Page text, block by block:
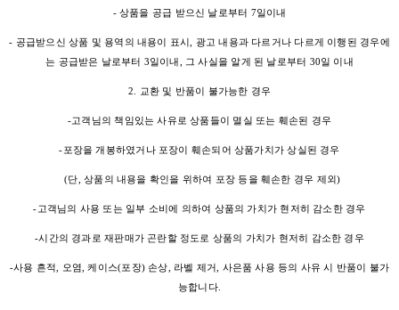
- 상품을 공급 받으신 날로부터 7일이내
- 공급받으신 상품 및 용역의 내용이 표시, 광고 내용과 다르거나 다르게 이행된 경우에
는 공급받은 날로부터 3일이내, 그 사실을 알게 된 날로부터 30일 이내
2. 교환 및 반품이 불가능한 경우
-고객님의 책임있는 사유로 상품들이 멸실 또는 훼손된 경우
-포장을 개봉하였거나 포장이 훼손되어 상품가치가 상실된 경우
(단, 상품의 내용을 확인을 위하여 포장 등을 훼손한 경우 제외)
-고객님의 사용 또는 일부 소비에 의하여 상품의 가치가 현저히 감소한 경우
-시간의 경과로 재판매가 곤란할 정도로 상품의 가치가 현저히 감소한 경우
-사용 흔적, 오염, 케이스(포장) 손상, 라벨 제거, 사은품 사용 등의 사유 시 반품이 불가
능합니다.